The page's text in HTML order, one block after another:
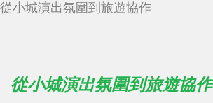
從小城演出氛圍到旅遊協作
從小城演出氛圍到旅遊協作